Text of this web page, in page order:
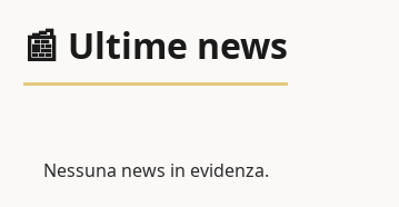
📰 Ultime news
Nessuna news in evidenza.